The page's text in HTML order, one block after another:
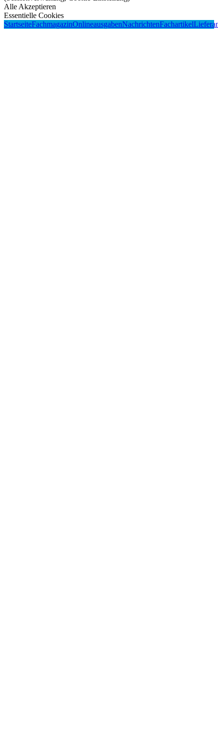
Alle Akzeptieren
Essentielle Cookies
StartseiteFachmagazinOnlineausgabenNachrichtenFachartikel